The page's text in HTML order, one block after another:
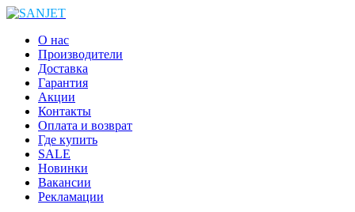
О нас
Производители
Доставка
Гарантия
Акции
Контакты
Оплата и возврат
Где купить
SALE
Новинки
Вакансии
Рекламации